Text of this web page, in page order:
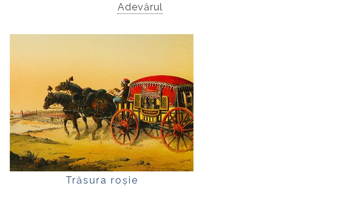
Adevărul
Trăsura roșie